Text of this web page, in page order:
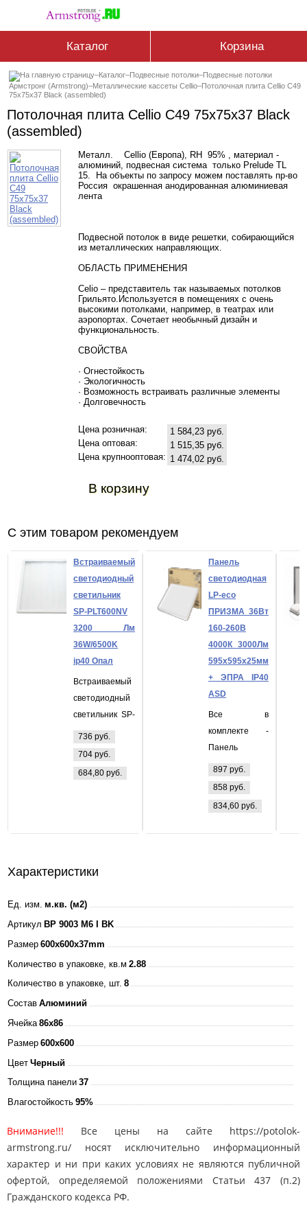
Каталог Корзина
–Каталог–Подвесные потолки–Подвесные потолки
Армстронг (Armstrong)–Металлические кассеты Cellio–Потолочная плита Cellio C49
75x75x37 Black (assembled)
Потолочная плита Cellio C49 75x75x37 Black
(assembled)
Металл. Cellio (Европа), RH 95% , материал -
алюминий, подвесная система только Prelude TL
15. На объекты по запросу можем поставлять пр-во
Россия окрашенная анодированная алюминиевая
лента
Подвесной потолок в виде решетки, собирающийся
из металлических направляющих.
ОБЛАСТЬ ПРИМЕНЕНИЯ
Celio – представитель так называемых потолков
Грильято.Используется в помещениях с очень
высокими потолками, например, в театрах или
аэропортах. Сочетает необычный дизайн и
функциональность.
СВОЙСТВА
· Огнестойкость
· Экологичность
· Возможность встраивать различные элементы
· Долговечность
Цена розничная:
1 584,23 руб.
Цена оптовая:
1 515,35 руб.
Цена крупнооптовая: 1 474,02 руб.
В корзину
С этим товаром рекомендуем
Встраиваемый
светодиодный
светильник
SP-PLT600NV
3200 Лм
36W/6500K
ip40 Опал
Встраиваемый
светодиодный
светильник SP-
PLT600NV 3200
Лм 36W/6500K
ip40 Опал
736 руб.
704 руб.
684,80 руб.
Панель
светодиодная
LP-eco
ПРИЗМА 36Вт
160-260В
4000К 3000Лм
595х595х25мм
+ ЭПРА IP40
ASD
Все в
комплекте -
Панель
светодиодная
LP-eco
ПРИЗМА 36Вт
160-260В
897 руб.
858 руб.
834,60 руб.
Характеристики
Ед. изм. м.кв. (м2)
Артикул BP 9003 M6 I BK
Размер 600x600x37mm
Количество в упаковке, кв.м 2.88
Количество в упаковке, шт. 8
Состав Алюминий
Ячейка 86x86
Размер 600x600
Цвет Черный
Толщина панели 37
Влагостойкость 95%
Внимание!!! Все цены на сайте https://potolok-
armstrong.ru/ носят исключительно информационный
характер и ни при каких условиях не являются публичной
офертой, определяемой положениями Статьи 437 (п.2)
Гражданского кодекса РФ.